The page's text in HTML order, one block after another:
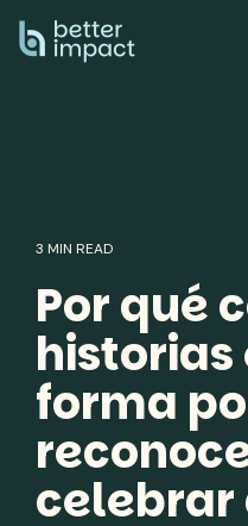
the
3 MIN READ
Por qué
historias
forma
celebrar